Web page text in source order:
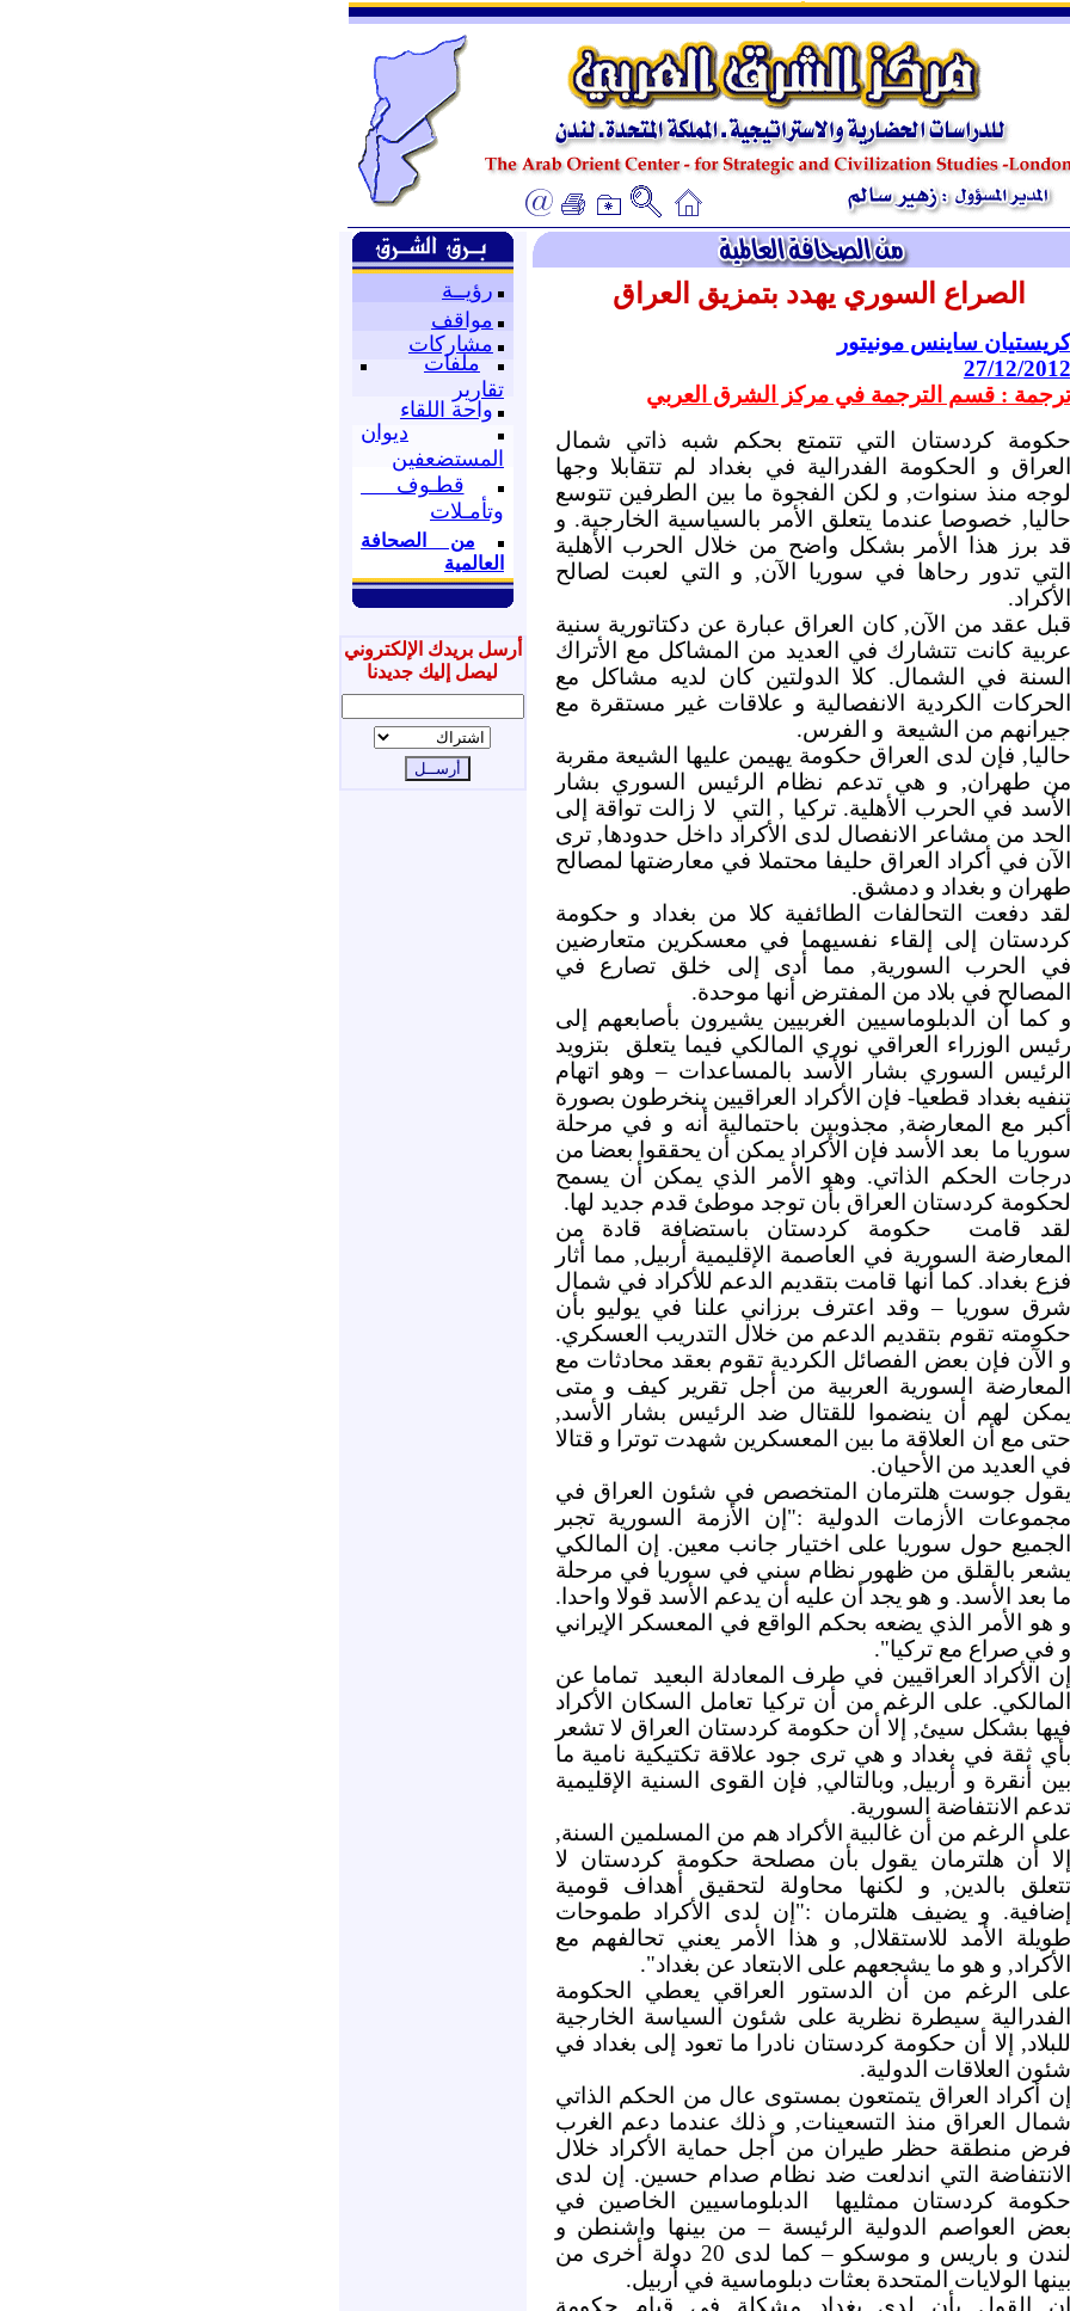
ـ
ـ
رؤيــة
مواقف
مشاركات
ملفات
تقارير
واحة اللقاء
ديوان
المستضعفين
قطـوف
وتأمـلات
من الصحافة
العالمية
أرسل بريدك الإلكتروني
ليصل إليك جديدنا
الصراع السوري يهدد بتمزيق العراق
كريستيان ساينس مونيتور
27/12/2012
ترجمة : قسم الترجمة في مركز الشرق العربي
حكومة كردستان التي تتمتع بحكم شبه ذاتي شمال
العراق و الحكومة الفدرالية في بغداد لم تتقابلا وجها
لوجه منذ سنوات, و لكن الفجوة ما بين الطرفين تتوسع
حاليا, خصوصا عندما يتعلق الأمر بالسياسية الخارجية. و
قد برز هذا الأمر بشكل واضح من خلال الحرب الأهلية
التي تدور رحاها في سوريا الآن, و التي لعبت لصالح
الأكراد.
قبل عقد من الآن, كان العراق عبارة عن دكتاتورية سنية
عربية كانت تتشارك في العديد من المشاكل مع الأتراك
السنة في الشمال. كلا الدولتين كان لديه مشاكل مع
الحركات الكردية الانفصالية و علاقات غير مستقرة مع
جيرانهم من الشيعة و الفرس.
حاليا, فإن لدى العراق حكومة يهيمن عليها الشيعة مقربة
من طهران, و هي تدعم نظام الرئيس السوري بشار
الأسد في الحرب الأهلية. تركيا , التي
لا زالت تواقة إلى
الحد من مشاعر الانفصال لدى الأكراد داخل حدودها, ترى
الآن في أكراد العراق حليفا محتملا في معارضتها لمصالح
طهران و بغداد و دمشق.
لقد دفعت التحالفات الطائفية كلا من بغداد و حكومة
كردستان إلى إلقاء نفسيهما في معسكرين متعارضين
في الحرب السورية, مما أدى إلى خلق تصارع في
المصالح في بلاد من المفترض أنها موحدة.
و كما أن الدبلوماسيين الغربيين يشيرون بأصابعهم إلى
رئيس الوزراء العراقي نوري المالكي فيما يتعلق
بتزويد
الرئيس السوري بشار الأسد بالمساعدات – وهو اتهام
تنفيه بغداد قطعيا- فإن الأكراد العراقيين ينخرطون بصورة
أكبر مع المعارضة, مجذوبين باحتمالية أنه و في مرحلة
سوريا ما بعد الأسد فإن الأكراد يمكن أن يحققوا بعضا من
درجات الحكم الذاتي. وهو الأمر الذي يمكن أن يسمح
لحكومة كردستان العراق بأن توجد موطئ قدم جديد لها.
لقد قامت
حكومة كردستان باستضافة قادة من
المعارضة السورية في العاصمة الإقليمية أربيل, مما أثار
فزع بغداد. كما أنها قامت بتقديم الدعم للأكراد في شمال
شرق سوريا – وقد اعترف برزاني علنا في يوليو بأن
حكومته تقوم بتقديم الدعم من خلال التدريب العسكري.
و الآن فإن بعض الفصائل الكردية تقوم بعقد محادثات مع
المعارضة السورية العربية من أجل تقرير كيف و متى
يمكن لهم أن ينضموا للقتال ضد الرئيس بشار الأسد,
حتى مع أن العلاقة ما بين المعسكرين شهدت توترا و قتالا
في العديد من الأحيان.
يقول جوست هلترمان المتخصص في شئون العراق في
مجموعات الأزمات الدولية :"إن الأزمة السورية تجبر
الجميع حول سوريا على اختيار جانب معين. إن المالكي
يشعر بالقلق من ظهور نظام سني في سوريا في مرحلة
ما بعد الأسد. و هو يجد أن عليه أن يدعم الأسد قولا واحدا.
و هو الأمر الذي يضعه بحكم الواقع في المعسكر الإيراني
و في صراع مع تركيا".
إن الأكراد العراقيين في طرف المعادلة البعيد
تماما عن
المالكي. على الرغم من أن تركيا تعامل السكان الأكراد
فيها بشكل سيئ, إلا أن حكومة كردستان العراق لا تشعر
بأي ثقة في بغداد و هي ترى جود علاقة تكتيكية نامية ما
بين أنقرة و أربيل, وبالتالي, فإن القوى السنية الإقليمية
تدعم الانتفاضة السورية.
على الرغم من أن غالبية الأكراد هم من المسلمين السنة,
إلا أن هلترمان يقول بأن مصلحة حكومة كردستان لا
تتعلق بالدين, و لكنها محاولة لتحقيق أهداف قومية
إضافية. و يضيف هلترمان :"إن لدى الأكراد طموحات
طويلة الأمد للاستقلال, و هذا الأمر يعني تحالفهم مع
الأكراد, و هو ما يشجعهم على الابتعاد عن بغداد".
على الرغم من أن الدستور العراقي يعطي الحكومة
الفدرالية سيطرة نظرية على شئون السياسة الخارجية
للبلاد, إلا أن حكومة كردستان نادرا ما تعود إلى بغداد في
شئون العلاقات الدولية.
إن أكراد العراق يتمتعون بمستوى عال من الحكم الذاتي
شمال العراق منذ التسعينات, و ذلك عندما دعم الغرب
فرض منطقة حظر طيران من أجل حماية الأكراد خلال
الانتفاضة التي اندلعت ضد نظام صدام حسين. إن لدى
حكومة كردستان ممثليها
الدبلوماسيين الخاصين في
بعض العواصم الدولية الرئيسة – من بينها واشنطن و
لندن و باريس و موسكو – كما لدى 20 دولة أخرى من
بينها الولايات المتحدة بعثات دبلوماسية في أربيل.
إن القول بأن لدى بغداد مشكلة في قيام حكومة